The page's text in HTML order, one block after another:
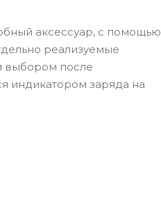
аксессуар, с помощью
реализуемые
выбором после
индикатором заряда на